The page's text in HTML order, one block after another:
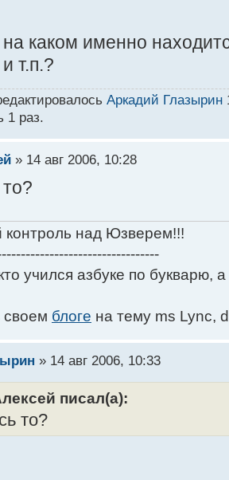
[V323-A0-D2:0]
на каком именно
т.п.?
Аркадий Глазырин
1 раз.
» 14 авг 2006, 10:28
над Юзверем!!!
учился азбуке по букварю,
своем блоге на тему ms Lync,
» 14 авг 2006, 10:33
писал(а):
то?